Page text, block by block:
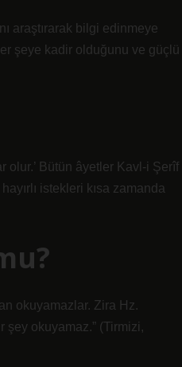
araştırarak bilgi edinmeye
şeye kadir olduğunu ve güçlü
olur.’ Bütün âyetler Kavl-i Şerîf
istekleri kısa zamanda
okuyamazlar. Zira Hz.
şey okuyamaz.” (Tirmizi,